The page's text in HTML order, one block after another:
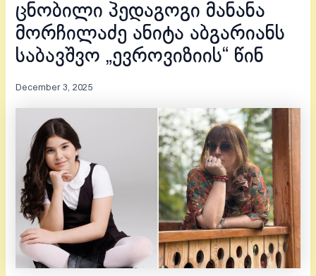
ცნობილი პედაგოგი მანანა
მორჩილაძე ანიტა აბგარიანს
საბავშვო „ევროვიზიის“ წინ
December 3, 2025